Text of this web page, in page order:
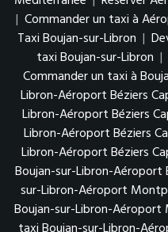
| Commander un taxi à
Taxi Boujan-sur-Libron |
taxi Boujan-sur-Libron |
Commander un taxi à
Libron-Aéroport Béziers
Libron-Aéroport Béziers
Libron-Aéroport Béziers
Libron-Aéroport Béziers
Boujan-sur-Libron-Aéroport
sur-Libron-Aéroport
Boujan-sur-Libron-